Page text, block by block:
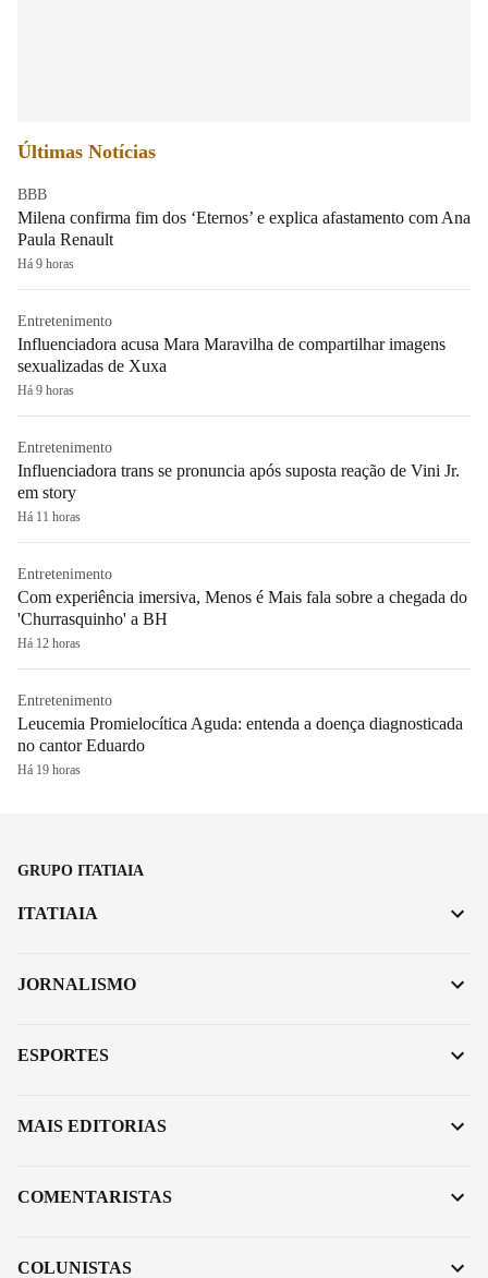
Últimas Notícias
BBB
Milena confirma fim dos ‘Eternos’ e explica afastamento com Ana
Paula Renault
Há 9 horas
Entretenimento
Influenciadora acusa Mara Maravilha de compartilhar imagens
sexualizadas de Xuxa
Há 9 horas
Entretenimento
Influenciadora trans se pronuncia após suposta reação de Vini Jr.
em story
Há 11 horas
Entretenimento
Com experiência imersiva, Menos é Mais fala sobre a chegada do
'Churrasquinho' a BH
Há 12 horas
Entretenimento
Leucemia Promielocítica Aguda: entenda a doença diagnosticada
no cantor Eduardo
Há 19 horas
GRUPO ITATIAIA
ITATIAIA
JORNALISMO
ESPORTES
MAIS EDITORIAS
COMENTARISTAS
COLUNISTAS